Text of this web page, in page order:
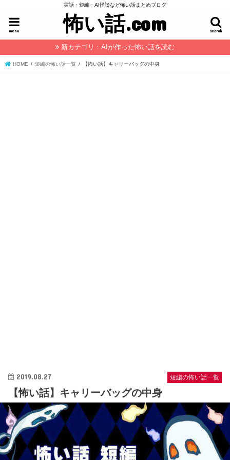
実話・短編・AI怪談など怖い話まとめブログ
怖い話.com search
menu
新カテゴリ：AIが作った怖い話を読む
HOME 短編の怖い話一覧 【怖い話】キャリーバッグの中身
短編の怖い話一覧
2019.08.27
【怖い話】キャリーバッグの中身